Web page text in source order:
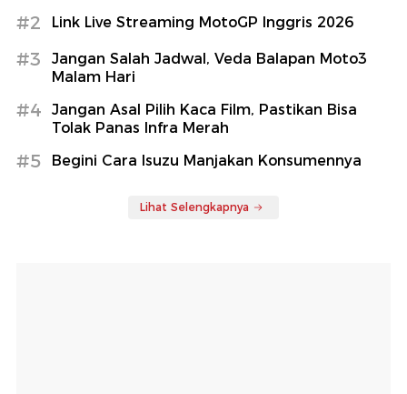
#2 Link Live Streaming MotoGP Inggris 2026
#3
Jangan Salah Jadwal, Veda Balapan Moto3
Malam Hari
#4
Jangan Asal Pilih Kaca Film, Pastikan Bisa
Tolak Panas Infra Merah
#5 Begini Cara Isuzu Manjakan Konsumennya
Lihat Selengkapnya